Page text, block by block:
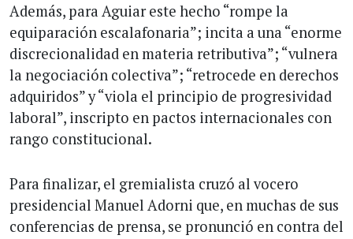
Además, para Aguiar este hecho “rompe la
equiparación escalafonaria”; incita a una “enorme
discrecionalidad en materia retributiva”; “vulnera
la negociación colectiva”; “retrocede en derechos
adquiridos” y “viola el principio de progresividad
laboral”, inscripto en pactos internacionales con
rango constitucional.
Para finalizar, el gremialista cruzó al vocero
presidencial Manuel Adorni que, en muchas de sus
conferencias de prensa, se pronunció en contra del